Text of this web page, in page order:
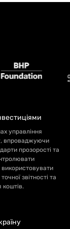
управління
впроваджуючи
прозорості та
використовувати
звітності та
коштів.